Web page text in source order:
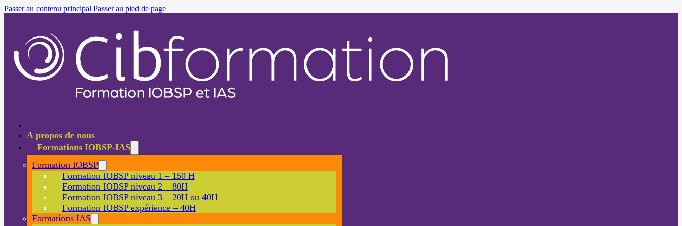
Passer au contenu principal Passer au pied de page
A propos de nous
Formations IOBSP-IAS
Formation IOBSP
Formation IOBSP niveau 1 – 150 H
Formation IOBSP niveau 2 – 80H
Formation IOBSP niveau 3 – 20H ou 40H
Formation IOBSP expérience – 40H
Formations IAS